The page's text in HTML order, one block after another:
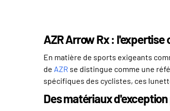
AZR Arrow Rx :
En matière de sports exigeants
de AZR se distingue comme une
spécifiques des cyclistes, ces
Des matériaux